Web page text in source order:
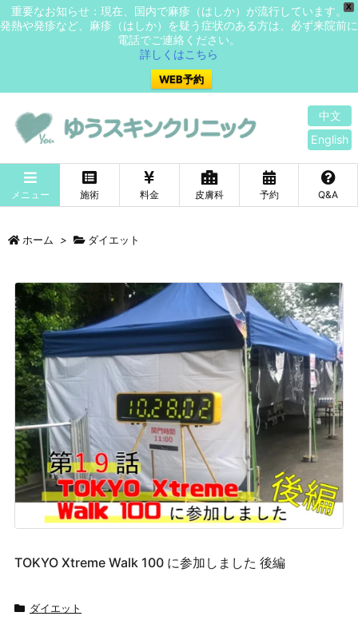
X
重要なお知らせ：現在、国内で麻疹（はしか）が流行しています。
発熱や発疹など、麻疹（はしか）を疑う症状のある方は、必ず来院前に
電話でご連絡ください。
詳しくはこちら
WEB予約
中文
English
メニュー 施術 料金 皮膚科 予約 Q&A
ホーム > ダイエット
TOKYO Xtreme Walk 100 に参加しました 後編
ダイエット